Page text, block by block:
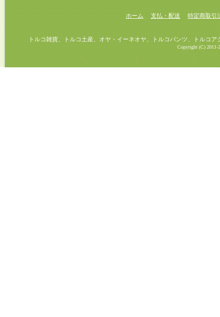
ホーム 支払・配送 特定商取引
トルコ雑貨、トルコ土産、オヤ・イーネオヤ、トルコパンツ、トルコアク
Copyright (C) 2011-